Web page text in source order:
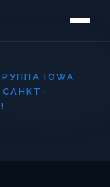
IOWA
САНКТ-